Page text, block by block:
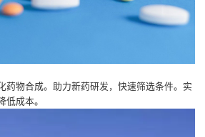
药物合成。助力新药研发，快速筛选条件。实
低成本。